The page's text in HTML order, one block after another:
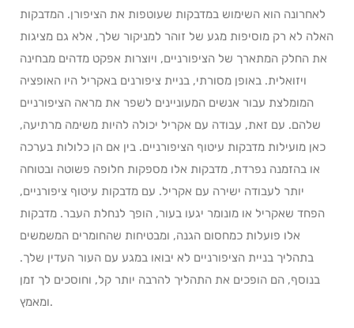
לאחרונה הוא השימוש במדבקות שעוטפות את הציפורן. המדבקות
האלה לא רק מוסיפות מגע של זוהר למניקור שלך, אלא גם מציגות
את החלק המתארך של הציפורניים, ויוצרות אפקט מדהים מבחינה
ויזואלית. באופן מסורתי, בניית ציפורנים באקריל היו האופציה
המומלצת עבור אנשים המעוניינים לשפר את מראה הציפורניים
שלהם. עם זאת, עבודה עם אקריל יכולה להיות משימה מרתיעה,
כאן מועילות מדבקות עיטוף הציפורניים. בין אם הן כלולות בערכה
או בהזמנה נפרדת, מדבקות אלו מספקות חלופה פשוטה ובטוחה
יותר לעבודה ישירה עם אקריל. עם מדבקות עיטוף ציפורניים,
הפחד שאקריל או מונומר יגעו בעור, הופך לנחלת העבר. מדבקות
אלו פועלות כמחסום הגנה, ומבטיחות שהחומרים המשמשים
בתהליך בניית הציפורניים לא יבואו במגע עם העור העדין שלך.
בנוסף, הם הופכים את התהליך להרבה יותר קל, וחוסכים לך זמן
ומאמץ.